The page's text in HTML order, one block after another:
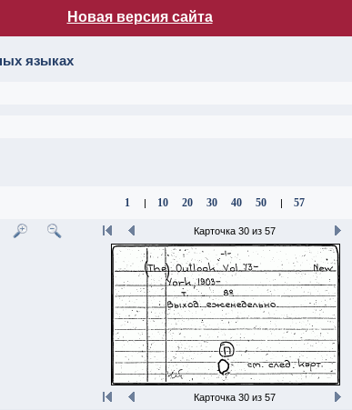
Новая версия сайта
языках
1 | 10 20 30 40 50 | 57
Карточка 30 из 57
Карточка 30 из 57